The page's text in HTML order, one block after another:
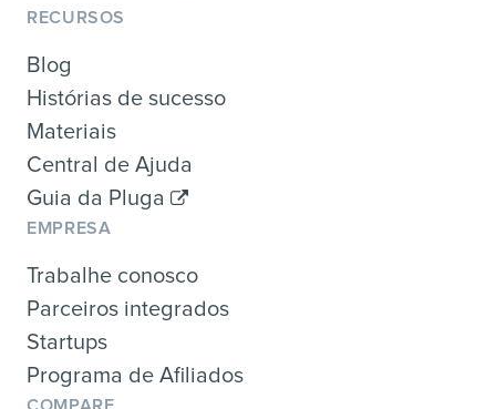
RECURSOS
Blog
Histórias de sucesso
Materiais
Central de Ajuda
Guia da Pluga
EMPRESA
Trabalhe conosco
Parceiros integrados
Startups
Programa de Afiliados